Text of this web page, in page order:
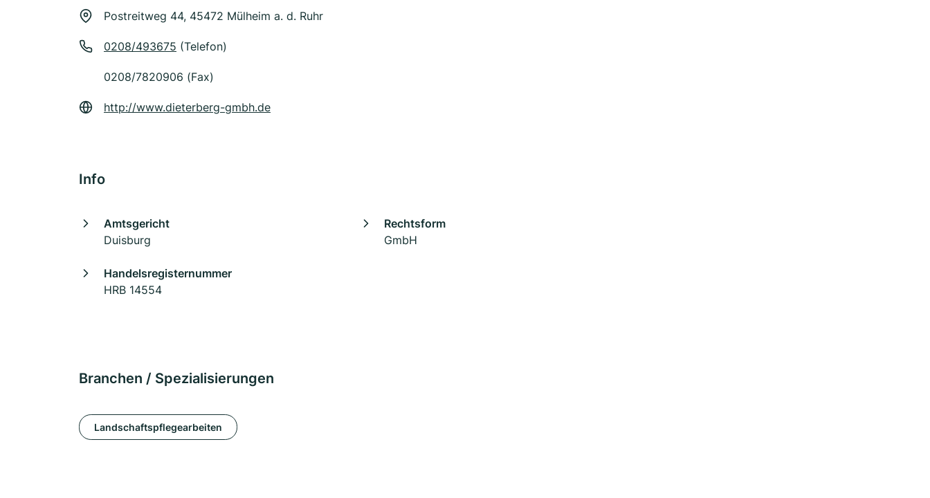
Postreitweg 44, 45472 Mülheim a. d. Ruhr
0208/493675 (Telefon)
0208/7820906 (Fax)
http://www.dieterberg-gmbh.de
Info
Amtsgericht
Duisburg
Rechtsform
GmbH
Handelsregisternummer
HRB 14554
Branchen / Spezialisierungen
Landschaftspflegearbeiten